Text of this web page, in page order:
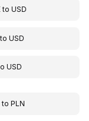
toUSD
toUSD
USD
toPLN